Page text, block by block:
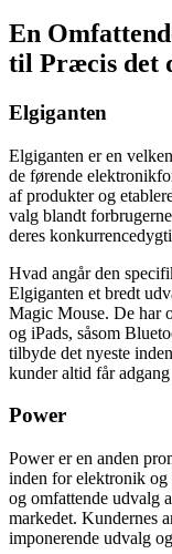
En
til Præcis det
Elgiganten
Elgiganten er en
de førende
af produkter og
valg blandt
deres
Hvad angår den
Elgiganten et bredt
Magic Mouse. De har
og iPads, såsom
tilbyde det nyeste
kunder altid får
Power
Power er en anden
inden for elektronik og
og omfattende udvalg
markedet. Kundernes
imponerende udvalg